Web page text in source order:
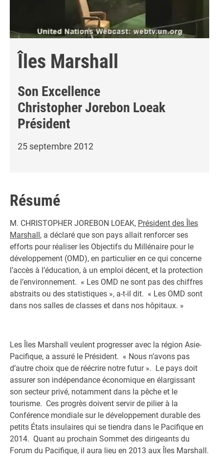
Îles Marshall
Son Excellence
Christopher Jorebon Loeak
Président
25 septembre 2012
Résumé
M. CHRISTOPHER JOREBON LOEAK, Président des Îles
Marshall , a déclaré que son pays allait renforcer ses
efforts pour réaliser les Objectifs du Millénaire pour le
développement (OMD), en particulier en ce qui concerne
l’accès à l’éducation, à un emploi décent, et la protection
de l’environnement. « Les OMD ne sont pas des chiffres
abstraits ou des statistiques », a-t-il dit. « Les OMD sont
dans nos salles de classes et dans nos hôpitaux. »
Les Îles Marshall veulent progresser avec la région Asie-
Pacifique, a assuré le Président. « Nous n’avons pas
d’autre choix que de réécrire notre futur ». Le pays doit
assurer son indépendance économique en élargissant
son secteur privé, notamment dans la pêche et le
tourisme. Ces progrès doivent servir de pilier à la
Conférence mondiale sur le développement durable des
petits États insulaires qui se tiendra dans le Pacifique en
2014. Quant au prochain Sommet des dirigeants du
Forum du Pacifique, il aura lieu en 2013 aux Îles Marshall.